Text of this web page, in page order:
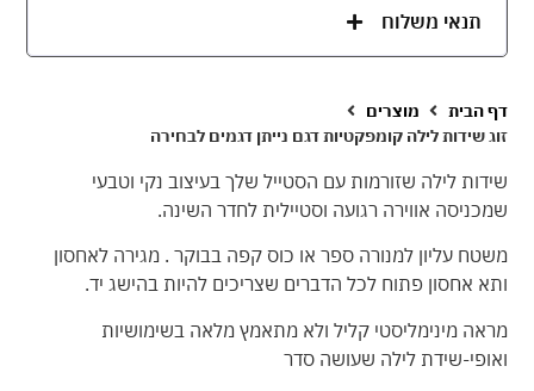
תנאי משלוח
דף הבית
מוצרים
זוג שידות לילה קומפקטיות דגם נייתן דגמים לבחירה
שידות לילה שזורמות עם הסטייל שלך בעיצוב נקי וטבעי
שמכניסה אווירה רגועה וסטיילית לחדר השינה.
משטח עליון למנורה ספר או כוס קפה בבוקר . מגירה לאחסון
ותא אחסון פתוח לכל הדברים שצריכים להיות בהישג יד.
מראה מינימליסטי קליל ולא מתאמץ מלאה בשימושיות
ואופי-שידת לילה שעושה סדר